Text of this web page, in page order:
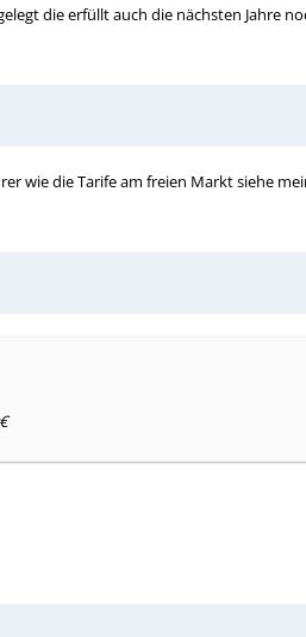
die erfüllt auch die nächsten Jahre
wie die Tarife am freien Markt siehe